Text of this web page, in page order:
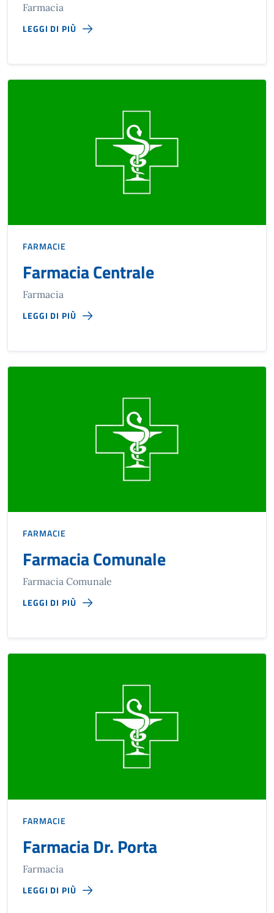
Farmacia
LEGGI DI PIÙ
FARMACIE
Farmacia Centrale
Farmacia
LEGGI DI PIÙ
FARMACIE
Farmacia Comunale
Farmacia Comunale
LEGGI DI PIÙ
FARMACIE
Farmacia Dr. Porta
Farmacia
LEGGI DI PIÙ